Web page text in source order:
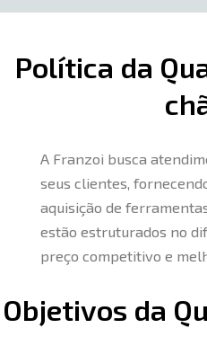
Política da
AFranzoi busca
seus clientes,
aquisição de
estão estruturados no
preço competitivo e
Objetivos da